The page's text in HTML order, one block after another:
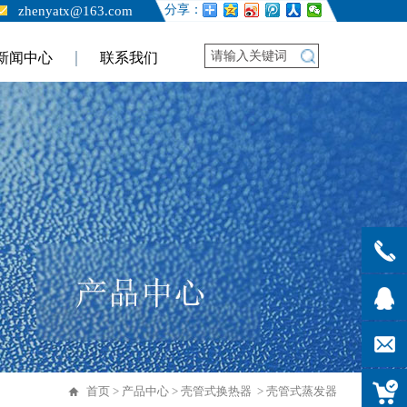
分享：
zhenyatx@163.com
闻中心 联系我们
首页 > 产品中心 > 壳管式换热器 > 壳管式蒸发器
0523-